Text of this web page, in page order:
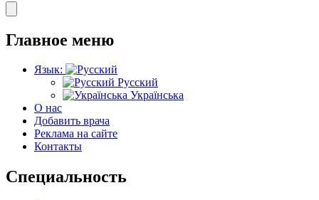
Главное меню
Язык:
Русский
Українська
О нас
Добавить врача
Реклама на сайте
Контакты
Специальность